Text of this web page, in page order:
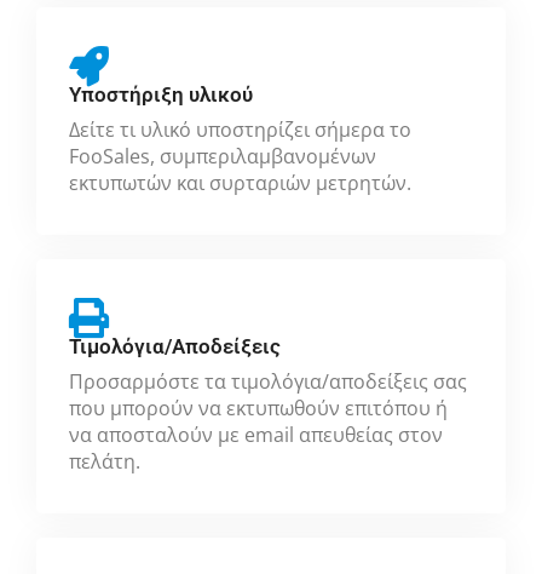
Υποστήριξη υλικού
Δείτε τι υλικό υποστηρίζει σήμερα το
FooSales, συμπεριλαμβανομένων
εκτυπωτών και συρταριών μετρητών.
Τιμολόγια/Αποδείξεις
Προσαρμόστε τα τιμολόγια/αποδείξεις σας
που μπορούν να εκτυπωθούν επιτόπου ή
να αποσταλούν με email απευθείας στον
πελάτη.